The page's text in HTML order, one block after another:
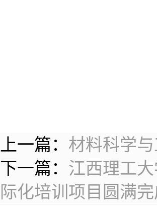
上一篇： 材料科学
下一篇： 江西理工
际化培训项目圆满